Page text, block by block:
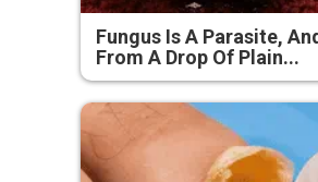
Fungus Is A Parasite,
From A Drop Of Plain...